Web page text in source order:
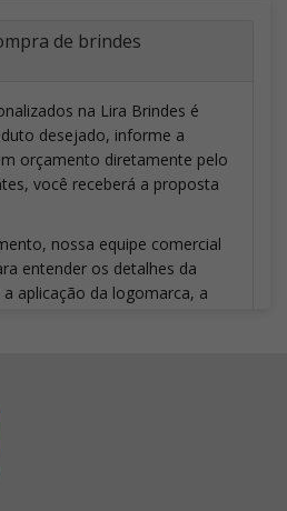
de brindes
na Lira Brindes é
desejado, informe a
orçamento diretamente pelo
você receberá a proposta
nossa equipe comercial
entender os detalhes da
aplicação da logomarca, a
orçamento poderá ser
todos os detalhes forem
um layout virtual
após a aprovação da arte e a
a produção dos brindes é